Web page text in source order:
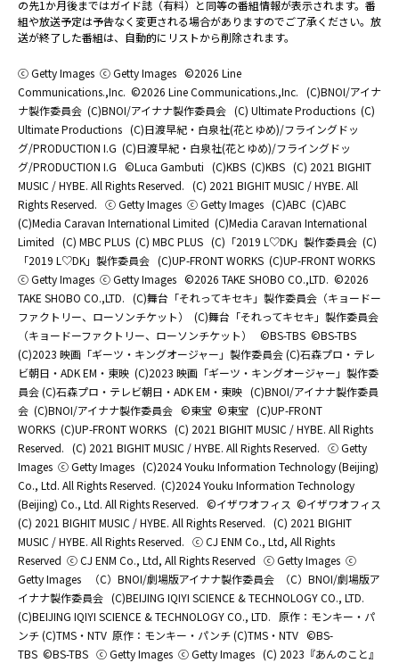
の先1か月後まではガイド誌（有料）と同等の番組情報が表示されます。番
組や放送予定は予告なく変更される場合がありますのでご了承ください。放
送が終了した番組は、自動的にリストから削除されます。
ⓒ Getty Images ⓒ Getty Images ©2026 Line
Communications.,Inc. ©2026 Line Communications.,Inc. (C)BNOI/アイナ
ナ製作委員会 (C)BNOI/アイナナ製作委員会 (C) Ultimate Productions (C)
Ultimate Productions (C)日渡早紀・白泉社(花とゆめ)/フライングドッ
グ/PRODUCTION I.G (C)日渡早紀・白泉社(花とゆめ)/フライングドッ
グ/PRODUCTION I.G ©Luca Gambuti (C)KBS (C)KBS (C) 2021 BIGHIT
MUSIC / HYBE. All Rights Reserved. (C) 2021 BIGHIT MUSIC / HYBE. All
Rights Reserved. ⓒ Getty Images ⓒ Getty Images (C)ABC (C)ABC
(C)Media Caravan International Limited (C)Media Caravan International
Limited (C) MBC PLUS (C) MBC PLUS (C)「2019 L♡DK」製作委員会 (C)
「2019 L♡DK」製作委員会 (C)UP-FRONT WORKS (C)UP-FRONT WORKS
ⓒ Getty Images ⓒ Getty Images ©2026 TAKE SHOBO CO.,LTD. ©2026
TAKE SHOBO CO.,LTD. (C)舞台「それってキセキ」製作委員会（キョードー
ファクトリー、ローソンチケット）
(C)舞台「それってキセキ」製作委員会
（キョードーファクトリー、ローソンチケット）
©BS-TBS ©BS-TBS
(C)2023 映画「ギーツ・キングオージャー」製作委員会 (C)石森プロ・テレ
ビ朝日・ADK EM・東映 (C)2023 映画「ギーツ・キングオージャー」製作委
員会 (C)石森プロ・テレビ朝日・ADK EM・東映 (C)BNOI/アイナナ製作委員
会 (C)BNOI/アイナナ製作委員会 ©東宝 ©東宝 (C)UP-FRONT
WORKS (C)UP-FRONT WORKS (C) 2021 BIGHIT MUSIC / HYBE. All Rights
Reserved. (C) 2021 BIGHIT MUSIC / HYBE. All Rights Reserved. ⓒ Getty
Images ⓒ Getty Images (C)2024 Youku Information Technology (Beijing)
Co., Ltd. All Rights Reserved. (C)2024 Youku Information Technology
(Beijing) Co., Ltd. All Rights Reserved. ©イザワオフィス ©イザワオフィス
(C) 2021 BIGHIT MUSIC / HYBE. All Rights Reserved. (C) 2021 BIGHIT
MUSIC / HYBE. All Rights Reserved. ⓒ CJ ENM Co., Ltd, All Rights
Reserved ⓒ CJ ENM Co., Ltd, All Rights Reserved ⓒ Getty Images ⓒ
Getty Images
（C）BNOI/劇場版アイナナ製作委員会
（C）BNOI/劇場版ア
イナナ製作委員会 (C)BEIJING IQIYI SCIENCE & TECHNOLOGY CO., LTD.
(C)BEIJING IQIYI SCIENCE & TECHNOLOGY CO., LTD.
原作：モンキー・パ
ンチ (C)TMS・NTV 原作：モンキー・パンチ (C)TMS・NTV ©BS-
TBS ©BS-TBS ⓒ Getty Images ⓒ Getty Images (C) 2023『あんのこと』